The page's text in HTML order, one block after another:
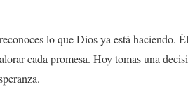
lo que Dios ya está haciendo.
cada promesa. Hoy tomas una